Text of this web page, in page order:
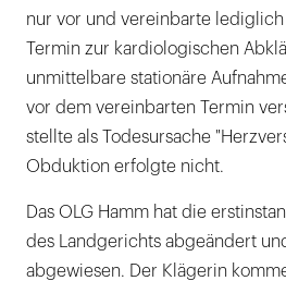
nur vor und vereinbarte
Termin zur kardiologischen
unmittelbare stationäre
vor dem vereinbarten Termin
stellte als Todesursache
Obduktion erfolgte nicht.
Das OLG Hamm hat die
des Landgerichts abgeändert
abgewiesen. Der Klägerin